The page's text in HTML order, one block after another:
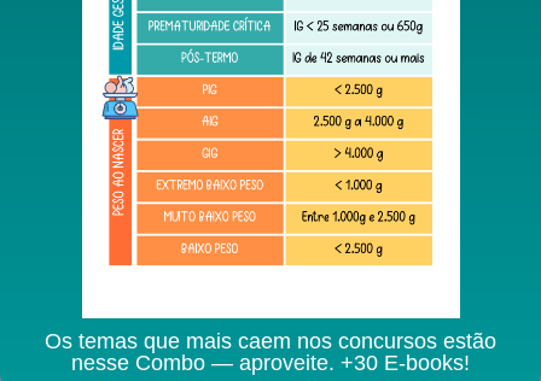
Os temas que mais caem nos concursos estão
nesse Combo — aproveite. +30 E-books!